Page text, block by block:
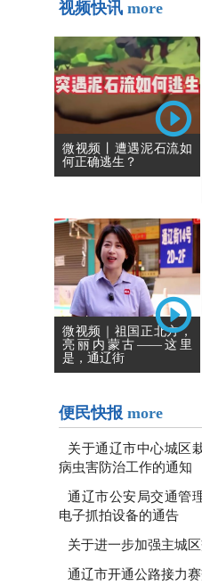
视频快讯 more
微视频丨遭遇泥石流如
何正确逃生？
微视频｜祖国正北方，
亮丽内蒙古——这里
是，通辽街
便民快报 more
关于通辽市中心城区
病虫害防治工作的通知
通辽市公安局交通管
电子抓拍设备的通告
关于进一步加强主城
通辽市开通公路接力